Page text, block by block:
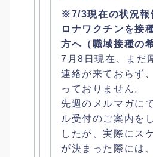
※7/3現在の状況報
ロナワクチンを接
方へ（職域接種の
7月8日現在、まだ
連絡が来ておらず、
っておりません。
先週のメルマガに
ル受付のご案内を
したが、実際にス
が決まった際には